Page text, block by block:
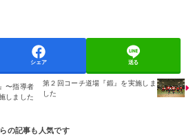
シェア 送る
〜指導者
しました
第２回コーチ道場『鍛』を実施しま
した